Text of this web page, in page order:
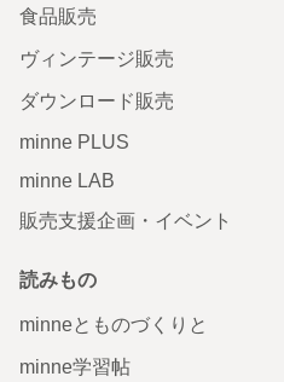
食品販売
ヴィンテージ販売
ダウンロード販売
minne PLUS
minne LAB
販売支援企画・イベント
読みもの
minneとものづくりと
minne学習帖